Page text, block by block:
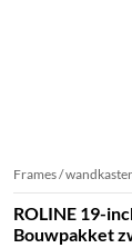
Frames /
ROLINE 19-
Bouwpakket